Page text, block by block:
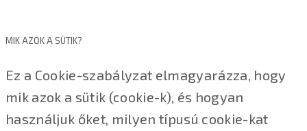
MIK AZOK A SÜTIK?
Ez a Cookie-szabályzat elmagyarázza, hogy
mik azok a sütik (cookie-k), és hogyan
használjuk őket, milyen típusú cookie-kat